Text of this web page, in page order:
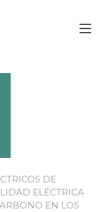
DE
ELÉCTRICA
EN LOS